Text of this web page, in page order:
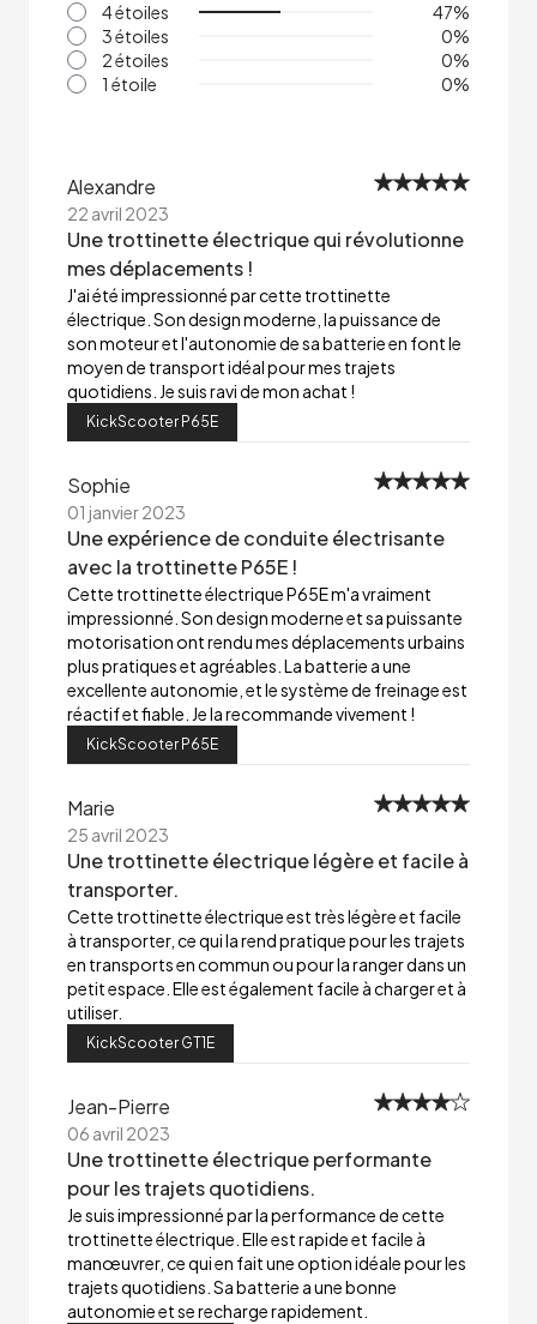
4 étoiles
47%
3 étoiles
0%
2 étoiles
0%
1 étoile
0%
Alexandre
22 avril 2023
Une trottinette électrique qui révolutionne
mes déplacements !
J'ai été impressionné par cette trottinette
électrique. Son design moderne, la puissance de
son moteur et l'autonomie de sa batterie en font le
moyen de transport idéal pour mes trajets
quotidiens. Je suis ravi de mon achat !
KickScooter P65E
Sophie
01 janvier 2023
Une expérience de conduite électrisante
avec la trottinette P65E !
Cette trottinette électrique P65E m'a vraiment
impressionné. Son design moderne et sa puissante
motorisation ont rendu mes déplacements urbains
plus pratiques et agréables. La batterie a une
excellente autonomie, et le système de freinage est
réactif et fiable. Je la recommande vivement !
KickScooter P65E
Marie
25 avril 2023
Une trottinette électrique légère et facile à
transporter.
Cette trottinette électrique est très légère et facile
à transporter, ce qui la rend pratique pour les trajets
en transports en commun ou pour la ranger dans un
petit espace. Elle est également facile à charger et à
utiliser.
KickScooter GT1E
Jean-Pierre
06 avril 2023
Une trottinette électrique performante
pour les trajets quotidiens.
Je suis impressionné par la performance de cette
trottinette électrique. Elle est rapide et facile à
manœuvrer, ce qui en fait une option idéale pour les
trajets quotidiens. Sa batterie a une bonne
autonomie et se recharge rapidement.